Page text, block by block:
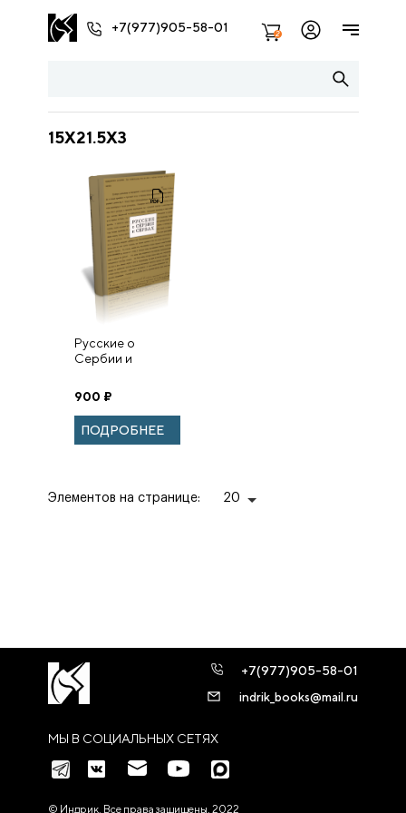
+7(977)905-58-01 2
15X21.5X3
Русские о
Сербии и
(архивные
свидетельства).
900 ₽
ПОДРОБНЕЕ
Элементов на странице: 20
МЫ В СОЦИАЛЬНЫХ СЕТЯХ
+7(977)905-58-01
indrik_books@mail.ru
© Индрик. Все права защищены, 2022